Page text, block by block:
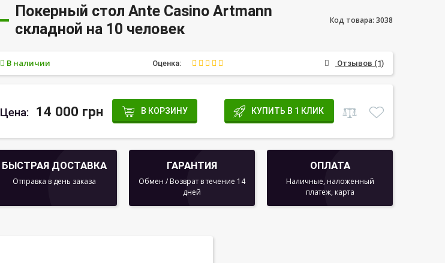
Покерный стол Ante Casino Artmann
складной на 10 человек
Код товара: 3038
В наличии Оценка: Отзывов (1)
Цена: 14 000 грн В КОРЗИНУ КУПИТЬ В 1 КЛИК
БЫСТРАЯ ДОСТАВКА
Отправка в день заказа
ГАРАНТИЯ
Обмен / Возврат в течение 14
дней
ОПЛАТА
Наличные, наложенный
платеж, карта